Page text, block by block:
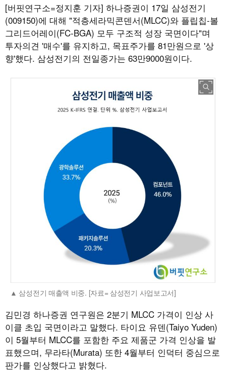
[버핏연구소=정지훈 기자] 하나증권이 17일 삼성전기
(009150)에 대해 "적층세라믹콘덴서(MLCC)와 플립칩-볼
그리드어레이(FC-BGA) 모두 구조적 성장 국면이다"며
투자의견 '매수'를 유지하고, 목표주가를 81만원으로 '상
향'했다. 삼성전기의 전일종가는 63만9000원이다.
삼성전기 매출액 비중. [자료= 삼성전기 사업보고서]
김민경 하나증권 연구원은 2분기 MLCC 가격이 인상 사
이클 초입 국면이라고 말했다. 타이요 유덴(Taiyo Yuden)
이 5월부터 MLCC를 포함한 주요 제품군 가격 인상을 발
표했으며, 무라타(Murata) 또한 4월부터 인덕터 중심으로
판가를 인상했다고 밝혔다.